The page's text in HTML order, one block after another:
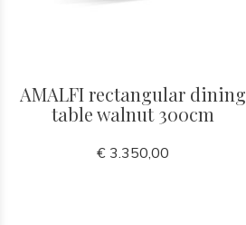
AMALFI rectangular dining
table walnut 300cm
€ 3.350,00